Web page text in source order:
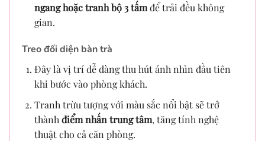
ngang hoặc tranh bộ 3 tấmđể trải đều không
gian.
Treo đối diện bàn trà
Đây là vị trí dễ dàng thu hút ánh nhìn đầu tiên
khi bước vào phòng khách.
Tranh trừu tượng với màu sắc nổi bật sẽ trở
thành điểm nhấn trung tâm, tăng tính nghệ
thuật cho cả căn phòng.